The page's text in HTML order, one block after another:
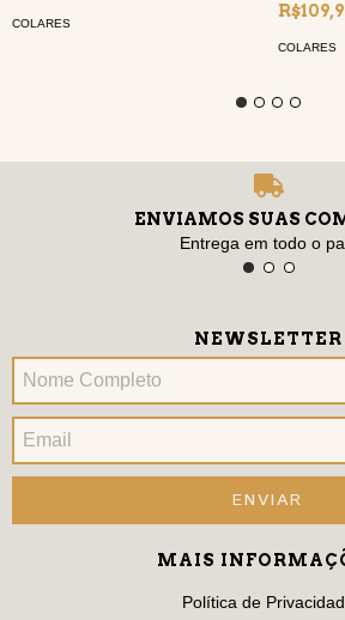
COLARES
COLARES
ENVIAMOS SUAS
Entrega em todo o
NEWSLETTER
MAIS
Política de